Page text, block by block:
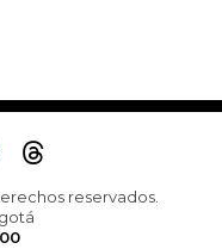
reservados.